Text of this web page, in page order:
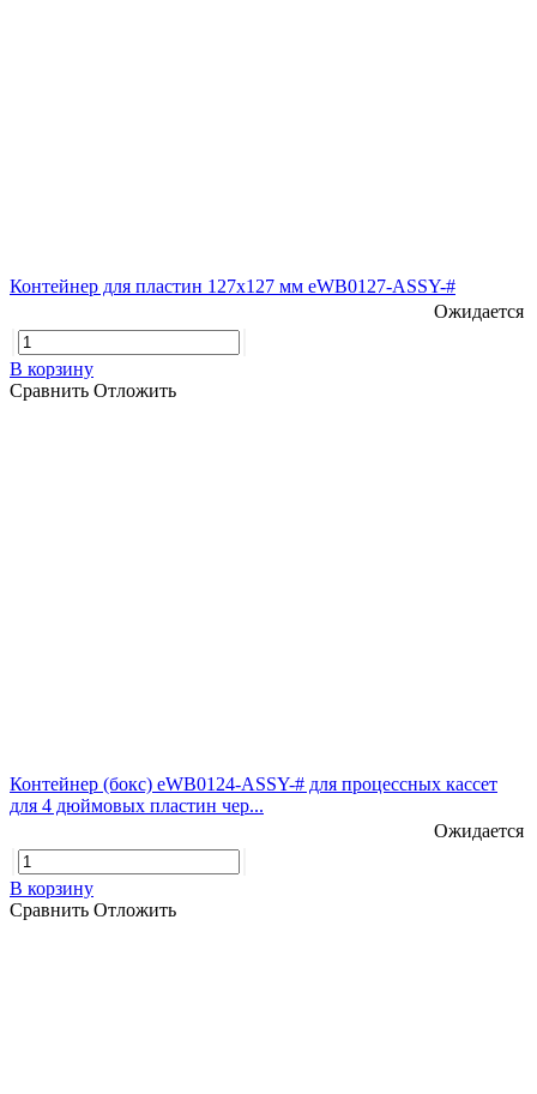
Контейнер для пластин 127х127 мм eWB0127-ASSY-#
Ожидается
В корзину
Сравнить Отложить
Контейнер (бокс) eWB0124-ASSY-# для процессных кассет
для 4 дюймовых пластин чер...
Ожидается
В корзину
Сравнить Отложить